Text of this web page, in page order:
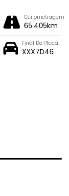
Quilometragem
65.405km
Final Da Placa
XXX7D46